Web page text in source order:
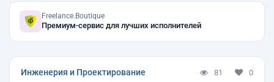
Freelance.Boutique
Премиум-сервис для лучших исполнителей
Инженерия и Проектирование 81 0